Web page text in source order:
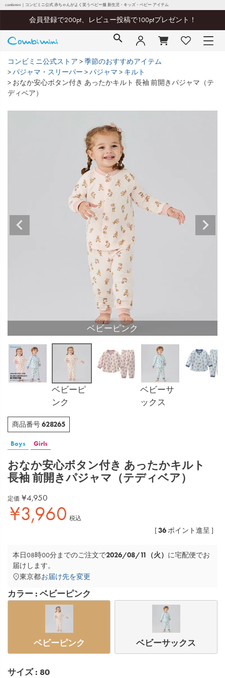
combimini｜コンビミニ公式 赤ちゃんがよく笑うベビー服 新生児・キッズ・ベビー アイテム
会員登録で200pt、レビュー投稿で100ptプレゼント！
コンビミニ公式ストア
季節のおすすめアイテム
パジャマ・スリーパー
パジャマ
キルト
おなか安心ボタン付き あったかキルト 長袖 前開きパジャマ（テ
ディベア）
ベビーピンク
ベビーピ
ンク
ベビーサ
ックス
商品番号628265
Boys Girls
おなか安心ボタン付き あったかキルト
長袖 前開きパジャマ（テディベア）
定価 ¥4,950
¥3,960 税込
[36ポイント進呈 ]
本日08時00分までのご注文で2026/08/11（火） に宅配便でお
届けします。
東京都お届け先を変更
カラー ベビーピンク
ベビーピンク ベビーサックス
サイズ 80